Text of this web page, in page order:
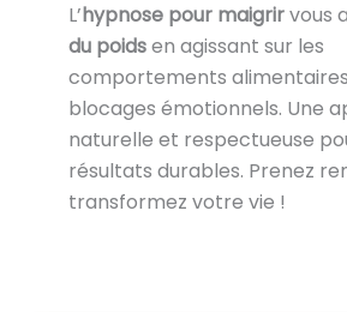
L’hypnose pour maigrirvous
du poidsen agissant sur les
comportements
blocages émotionnels. Une
naturelle et respectueuse
résultats durables. Prenez
transformez votre vie !